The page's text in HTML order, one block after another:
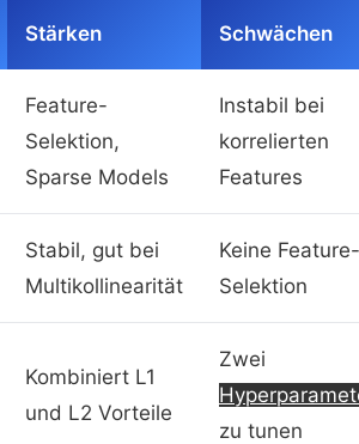
Stärken Schwächen
Feature-
Selektion,
Sparse Models
Instabil bei
korrelierten
Features
Stabil, gut bei
Multikollinearität
Keine Feature-
Selektion
Kombiniert L1
und L2 Vorteile
Zwei
zu tunen